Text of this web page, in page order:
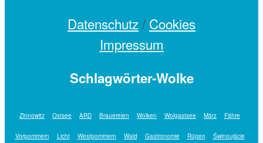
Datenschutz/ Cookies
Impressum
Schlagwörter-Wolke
Zinnowitz Ostsee ARD Brauereien Wolken Wolgastsee März Fähre
Vorpommern Licht Westpommern Wald Gastronomie Rügen Świnoujście